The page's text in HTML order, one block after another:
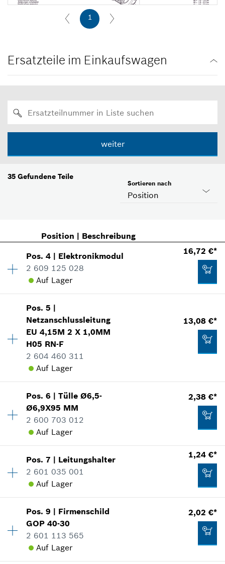
1
Ersatzteile im Einkaufswagen
weiter
35 Gefundene Teile
Position
Sortieren nach
Position | Beschreibung
Pos.4 | Elektronikmodul
2 609 125 028
Auf Lager
16,72 €*
Verfügbarkeit
Preisgruppe:28
Ersatzteilinformationen
Verwendungsnachweis
In Darstellung zeigen
16,72 €*
Zum Warenkorb hinzufügen
Pos.5 |
Netzanschlussleitung
EU 4,15M 2 X 1,0MM
H05 RN-F
2 604 460 311
Auf Lager
13,08 €*
Verfügbarkeit 1
Preisgruppe:
Ersatzteilinformationen
Verwendungsnachweis
In Darstellung zeigen
13,08 €*
Herstellers inklusive MwSt
Pos.6 |Tülle Ø6,5-
Ø6,9X95 MM
2 600 703 012
Auf Lager
2,38 €*
Verfügbarkeit 1
Preisgruppe:14
Ersatzteilinformationen
Verwendungsnachweis
In Darstellung zeigen
Pos.7 | Leitungshalter
2 601 035 001
Auf Lager
1,24 €*
Preisgruppe:11
Ersatzteilinformationen
Verwendungsnachweis
Pos.9 | Firmenschild
GOP 40-30
2 601 113 565
Auf Lager
2,02 €*